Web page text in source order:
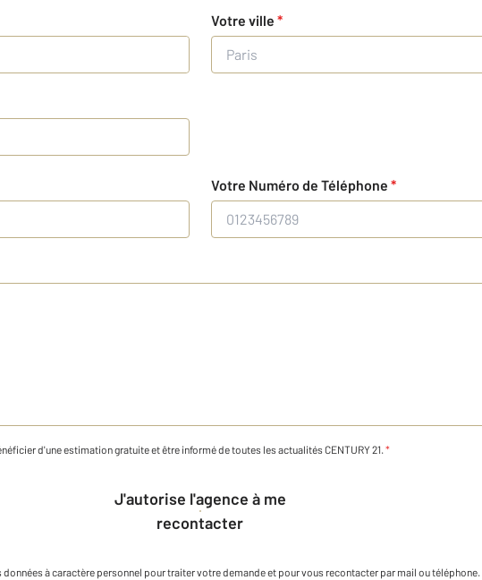
Votre ville *
Votre Numéro de Téléphone *
d'une estimation gratuite et être informé de toutes les actualités CENTURY 21. *
J'autorise l'agence à me
recontacter
à caractère personnel pour traiter votre demande et pour vous recontacter par mail ou téléphone